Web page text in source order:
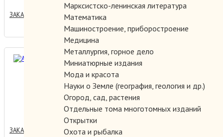
Марксистско-ленинская литература
Математика
Машиностроение, приборостроение
Медицина
Металлургия, горное дело
Миниатюрные издания
Мода и красота
Науки о Земле (география, геология и др.)
Огород, сад, растения
Отдельные тома многотомных изданий
Открытки
Охота и рыбалка
ЗАКАЗАТЬ
Анкор - ученик.
200.00 руб.
ЗАКАЗАТЬ